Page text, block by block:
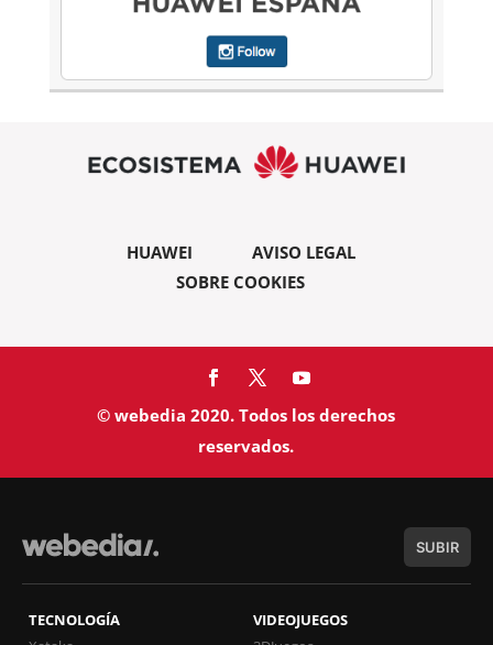
HUAWEI
AVISO LEGAL
SOBRE COOKIES
© webedia 2020. Todos los derechos
reservados.
SUBIR
TECNOLOGÍA
VIDEOJUEGOS